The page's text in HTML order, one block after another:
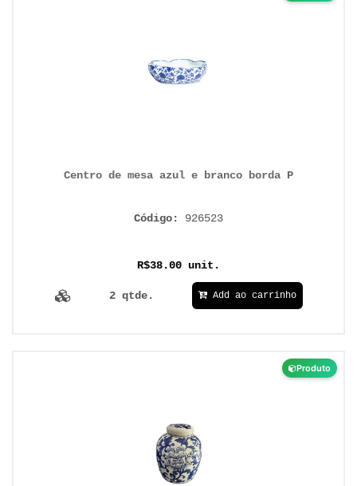
Centro de mesa azul e branco borda P
Código: 926523
R$38.00 unit.
2 qtde. Add ao carrinho
Produto